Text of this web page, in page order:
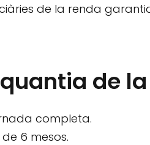
de la renda
de
completa.
6 mesos.